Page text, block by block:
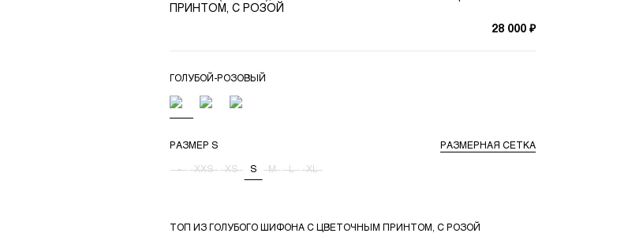
ПРИНТОМ, С РОЗОЙ
28 000 ₽
ТОП ИЗ ГОЛУБОГО ШИФОНА С ЦВЕТОЧНЫМ ПРИНТОМ, С РОЗОЙ
ГОЛУБОЙ-РОЗОВЫЙ
РАЗМЕР S РАЗМЕРНАЯ СЕТКА
- XXS XS S M L XL